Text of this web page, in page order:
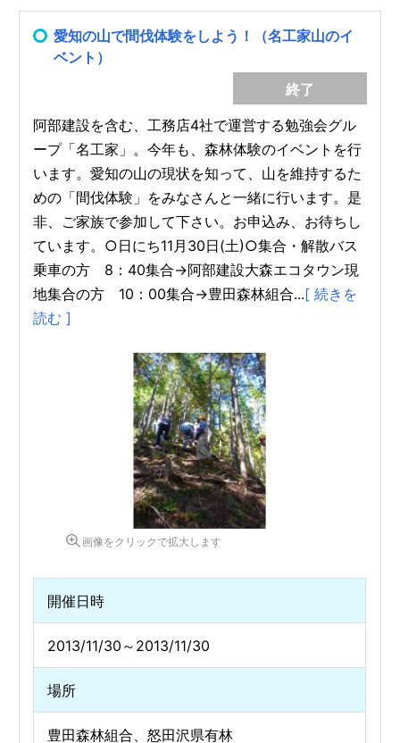
愛知の山で間伐体験をしよう！（名工家山のイ
ベント）
終了
阿部建設を含む、工務店4社で運営する勉強会グル
ープ「名工家」。今年も、森林体験のイベントを行
います。愛知の山の現状を知って、山を維持するた
めの「間伐体験」をみなさんと一緒に行います。是
非、ご家族で参加して下さい。お申込み、お待ちし
ています。○日にち11月30日(土)○集合・解散バス
乗車の方 8：40集合→阿部建設大森エコタウン現
地集合の方 10：00集合→豊田森林組合...[ 続きを
読む ]
画像をクリックで拡大します
開催日時
2013/11/30～2013/11/30
場所
豊田森林組合、怒田沢県有林